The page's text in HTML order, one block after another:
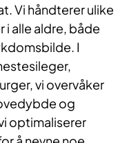
Vi håndterer ulike
i alle aldre, både
I
vi overvåker
og
optimaliserer